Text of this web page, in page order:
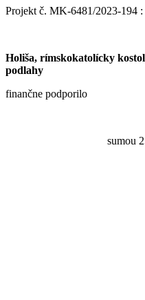
Projekt č. MK-6481/2023-194 :
Holiša, rímskokatolícky
podlahy
finančne podporilo
sumou